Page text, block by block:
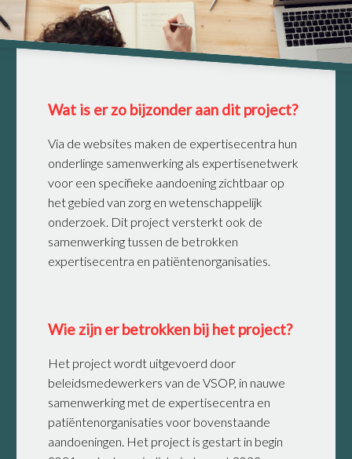
Wat is er zo bijzonder aan dit project?
Via de websites maken de expertisecentra hun
onderlinge samenwerking als expertisenetwerk
voor een specifieke aandoening zichtbaar op
het gebied van zorg en wetenschappelijk
onderzoek. Dit project versterkt ook de
samenwerking tussen de betrokken
expertisecentra en patiëntenorganisaties.
Wie zijn er betrokken bij het project?
Het project wordt uitgevoerd door
beleidsmedewerkers van de VSOP, in nauwe
samenwerking met de expertisecentra en
patiëntenorganisaties voor bovenstaande
aandoeningen. Het project is gestart in begin